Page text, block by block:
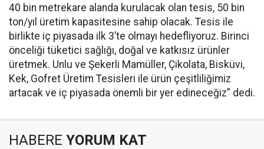
40 bin metrekare alanda kurulacak olan tesis, 50 bin
ton/yıl üretim kapasitesine sahip olacak. Tesis ile
birlikte iç piyasada ilk 3’te olmayı hedefliyoruz. Birinci
önceliği tüketici sağlığı, doğal ve katkısız ürünler
üretmek. Unlu ve Şekerli Mamüller, Çikolata, Bisküvi,
Kek, Gofret Üretim Tesisleri ile ürün çeşitliliğimiz
artacak ve iç piyasada önemli bir yer edineceğiz” dedi.
HABERE YORUM KAT